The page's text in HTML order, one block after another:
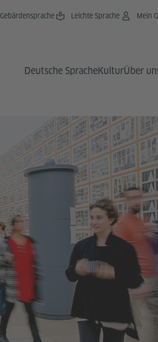
Gebärdensprache Leichte Sprache Mein
Deutsche SpracheKulturÜber